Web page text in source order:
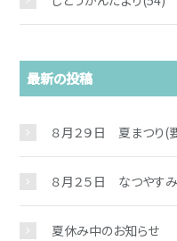
最新の投稿
８月２９日 夏まつり(
８月２５日 なつやす
夏休み中のお知らせ